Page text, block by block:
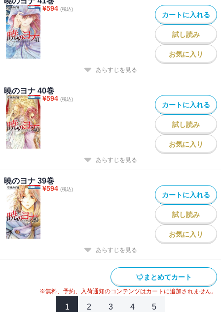
¥594 (税込)
カートに入れる
試し読み
お気に入り
あらすじを見る
暁のヨナ 40巻
¥594 (税込)
カートに入れる
試し読み
お気に入り
あらすじを見る
暁のヨナ 39巻
¥594 (税込)
カートに入れる
試し読み
お気に入り
あらすじを見る
まとめてカート
※無料、予約、入荷通知のコンテンツはカートに追加されません。
1 2 3 4 5